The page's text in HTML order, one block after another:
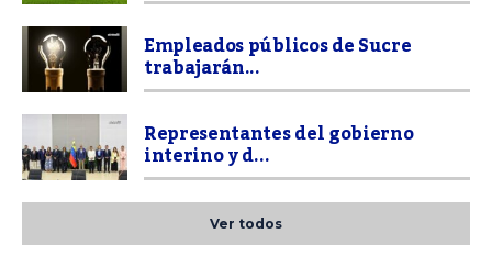
Empleados públicos de Sucre
trabajarán...
Representantes del gobierno
interino y d...
Ver todos